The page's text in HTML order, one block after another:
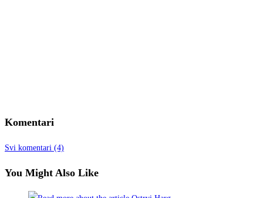
Komentari
Svi komentari (4)
You Might Also Like